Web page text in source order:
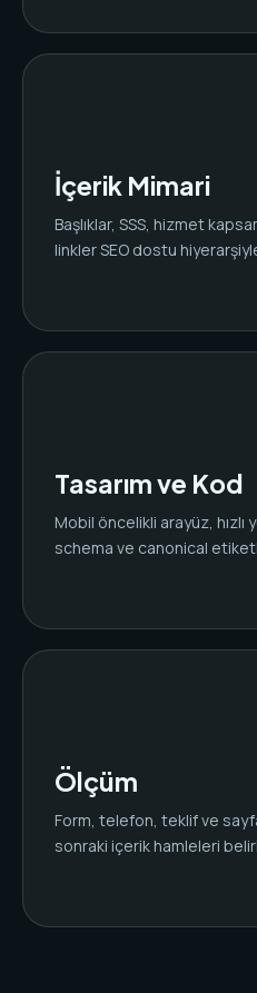
İçerik Mimari
Başlıklar, SSS, hizmet
linkler SEO dostu
Tasarım ve Kod
Mobil öncelikli arayüz, hızlı
schema ve canonical
Ölçüm
Form, telefon, teklif ve
sonraki içerik hamleleri